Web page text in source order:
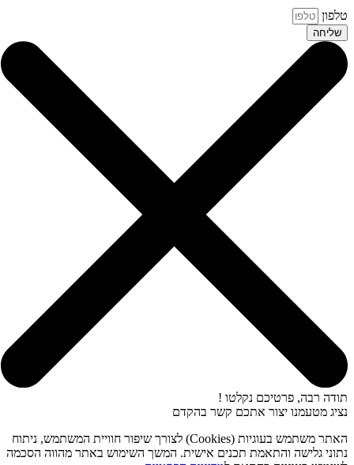
טלפון
שליחה
תודה רבה, פרטיכם נקלטו !
נציג מטעמנו יצור אתכם קשר בהקדם
האתר משתמש בעוגיות (Cookies) לצורך שיפור חוויית המשתמש, ניתוח
נתוני גלישה והתאמת תכנים אישית. המשך השימוש באתר מהווה הסכמה